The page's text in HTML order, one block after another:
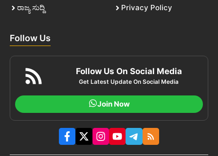
ರಾಜ್ಯ ಸುದ್ದಿ
Privacy Policy
Follow Us
Follow Us On Social Media
Get Latest Update On Social Media
Join Now